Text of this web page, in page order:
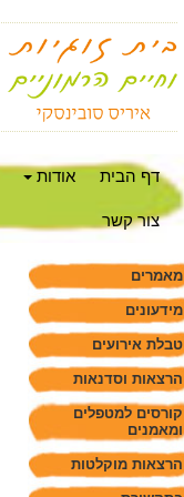
דף הבית אודות
צור קשר
מאמרים
מידעונים
טבלת אירועים
הרצאות וסדנאות
קורסים למטפלים
ומאמנים
הרצאות מוקלטות